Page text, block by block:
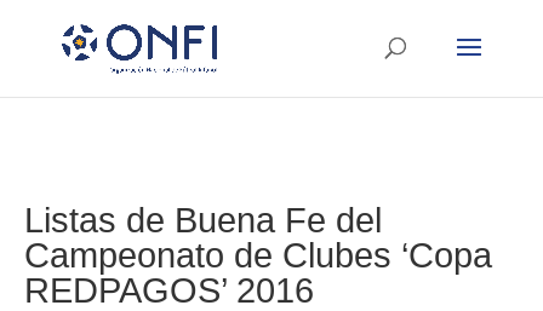
Listas de Buena Fe del
Campeonato de Clubes ‘Copa
REDPAGOS’ 2016